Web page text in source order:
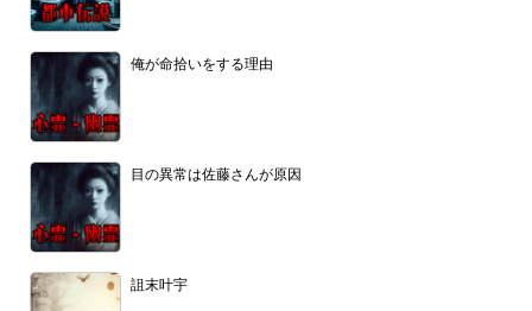
俺が命拾いをする理由
目の異常は佐藤さんが原因
詛末叶宇